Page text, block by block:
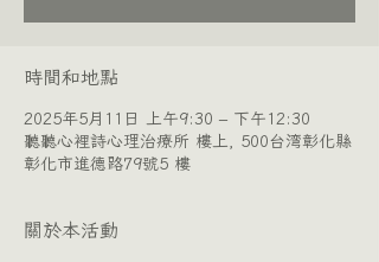
時間和地點
2025年5月11日 上午9:30 – 下午12:30
聽聽心裡詩心理治療所 樓上, 500台湾彰化縣
彰化市進德路79號5 樓
關於本活動